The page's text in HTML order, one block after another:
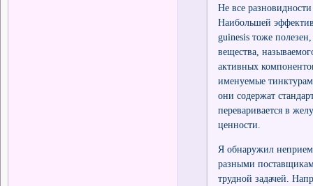
Не все
Наибольшей
guinesis тоже
вещества,
активных
именуемые
они содержат
переваривается в
ценности.
Я обнаружил
разными
трудной задачей.